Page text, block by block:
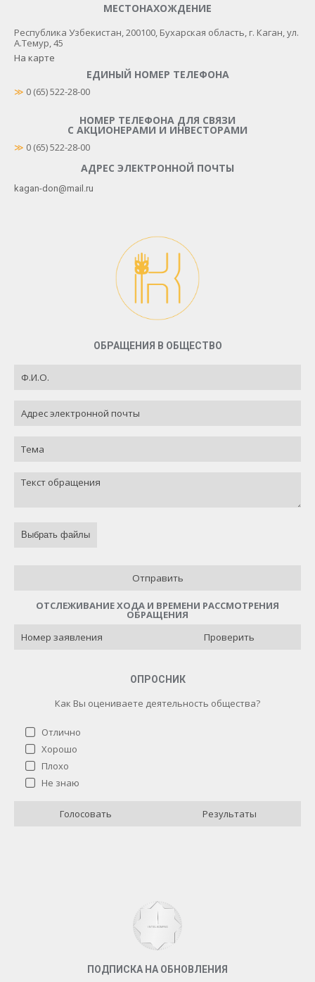
МЕСТОНАХОЖДЕНИЕ
Республика Узбекистан, 200100​, Бухарская область, г. Каган, ул.
А.Темур, 45
На карте
ЕДИНЫЙ НОМЕР ТЕЛЕФОНА
≫ 0 (65) 522-28-00
НОМЕР ТЕЛЕФОНА ДЛЯ СВЯЗИ
С АКЦИОНЕРАМИ И ИНВЕСТОРАМИ
≫ 0 (65) 522-28-00
АДРЕС ЭЛЕКТРОННОЙ ПОЧТЫ
kagan-don@mail.ru
ОБРАЩЕНИЯ В ОБЩЕСТВО
Выбрать файлы
Отправить
ОТСЛЕЖИВАНИЕ ХОДА И ВРЕМЕНИ РАССМОТРЕНИЯ
ОБРАЩЕНИЯ
Проверить
ОПРОСНИК
Как Вы оцениваете деятельность общества?
Отлично
Хорошо
Плохо
Не знаю
Результаты
Голосовать
Как Вы оцениваете деятельность общества?
ПОДПИСКА НА ОБНОВЛЕНИЯ